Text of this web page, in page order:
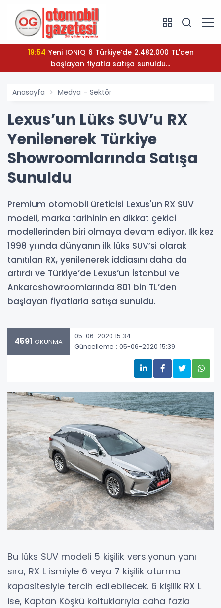
19:54
başlayan fiyatla satışa sunuldu...
Anasayfa Medya - Sektör
Lexus’un Lüks SUV’u RX
Yenilenerek Türkiye
Showroomlarında Satışa
Sunuldu
Premium otomobil üreticisi Lexus'un RX SUV
modeli, marka tarihinin en dikkat çekici
modellerinden biri olmaya devam ediyor. İlk kez
1998 yılında dünyanın ilk lüks SUV’si olarak
tanıtılan RX, yenilenerek iddiasını daha da
artırdı ve Türkiye’de Lexus’un İstanbul ve
Ankarashowroomlarında 801 bin TL’den
başlayan fiyatlarla satışa sunuldu.
4591 OKUNMA
05-06-2020 15:34
Güncelleme : 05-06-2020 15:39
Bu lüks SUV modeli 5 kişilik versiyonun yanı
sıra, RX L ismiyle 6 veya 7 kişilik oturma
kapasitesiyle tercih edilebilecek. 6 kişilik RX L
ise, Kaptan Köşkü koltuklarıyla daha fazla